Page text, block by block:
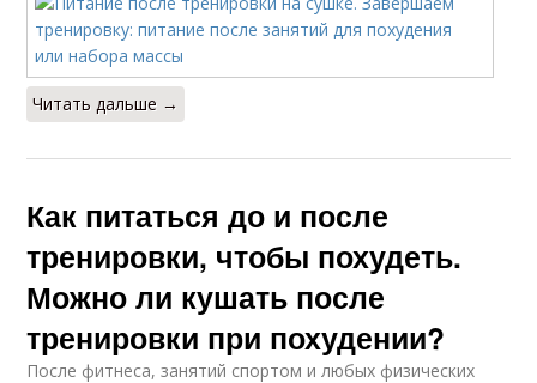
Читать дальше →
Как питаться до и после
тренировки, чтобы похудеть.
Можно ли кушать после
тренировки при похудении?
После фитнеса, занятий спортом и любых физических